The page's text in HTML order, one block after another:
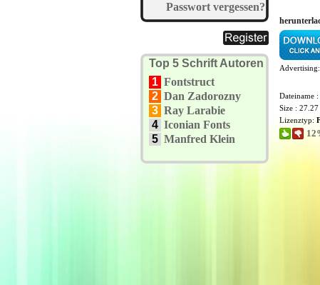
Passwort vergessen?
Top 5 Schrift Autoren
1 Fontstruct
2 Dan Zadorozny
3 Ray Larabie
4 Iconian Fonts
5 Manfred Klein
Advertising:
Dateiname :
Size :
Lizenztyp: